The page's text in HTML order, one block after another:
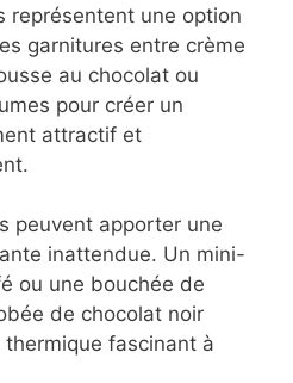
aromatique qui
certains cafés
croustillante contraste
mignardises plus
les garnitures
au café, mousse au
aux agrumes pour
attractif et